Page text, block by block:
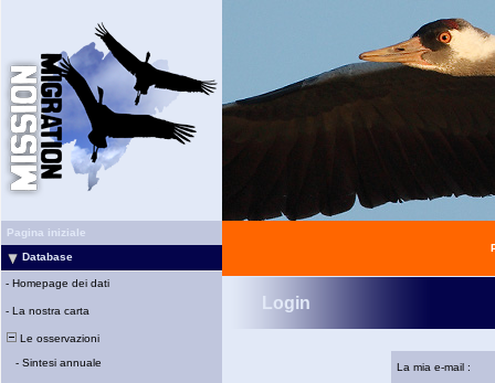
Pagina iniziale
Database
- Homepage dei dati
- La nostra carta
Le osservazioni
- Sintesi annuale
Login
La mia e-mail :